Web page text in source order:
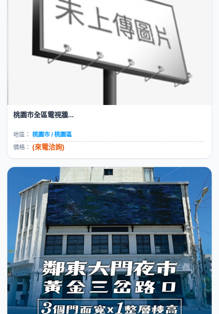
桃園市全區電視牆...
地區： 桃園市 / 桃園區
價格： (來電洽詢)